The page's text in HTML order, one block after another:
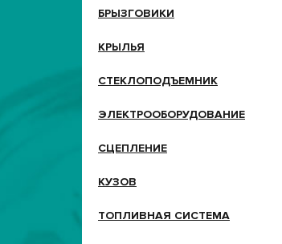
БРЫЗГОВИКИ
КРЫЛЬЯ
СТЕКЛОПОДЪЕМНИК
ЭЛЕКТРООБОРУДОВАНИЕ
СЦЕПЛЕНИЕ
КУЗОВ
ТОПЛИВНАЯ СИСТЕМА